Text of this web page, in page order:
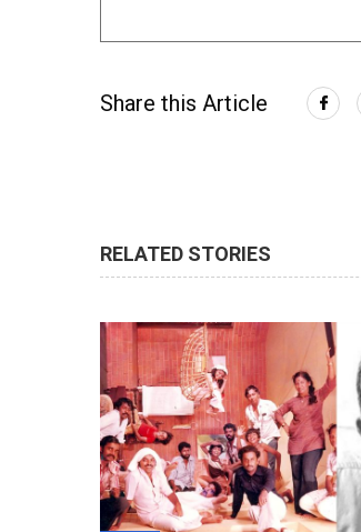
Share this Article
RELATED STORIES